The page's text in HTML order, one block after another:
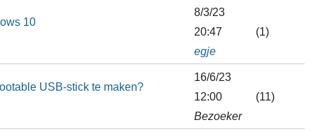
10
8/3/23
20:47
egje
(1)
USB-stick te maken?
16/6/23
12:00
Bezoeker
(11)